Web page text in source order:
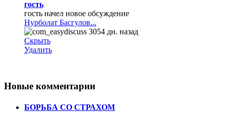
гость
гость начел новое обсуждение
Нурболат Басгулов...
3054 дн. назад
Скрыть
Удалить
Новые комментарии
БОРЬБА СО СТРАХОМ